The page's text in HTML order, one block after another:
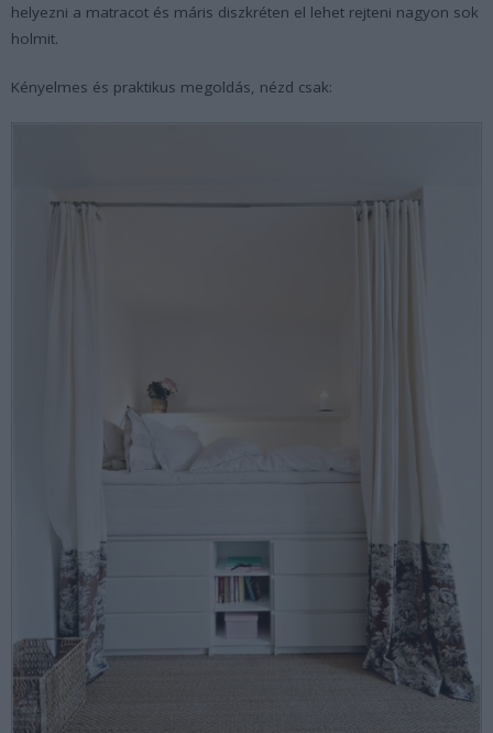
helyezni a matracot és máris diszkréten el lehet rejteni nagyon sok
holmit.
Kényelmes és praktikus megoldás, nézd csak: